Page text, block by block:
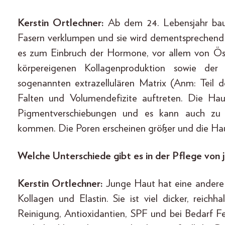
Kerstin Ortlechner:Ab dem 24. Lebensjahr
Fasern verklumpen und sie wird
es zum Einbruch der Hormone, vor allem von
körpereigenen Kollagenproduktion sowie
sogenannten extrazellulären Matrix (Anm: Teil
Falten und Volumendefizite auftreten. Die
Pigmentverschiebungen und es kann auch
kommen. Die Poren erscheinen größer und die
Welche Unterschiede gibt es in der Pflege von
Kerstin Ortlechner:Junge Haut hat eine
Kollagen und Elastin. Sie ist viel dicker,
Reinigung, Antioxidantien, SPF und bei Bedarf